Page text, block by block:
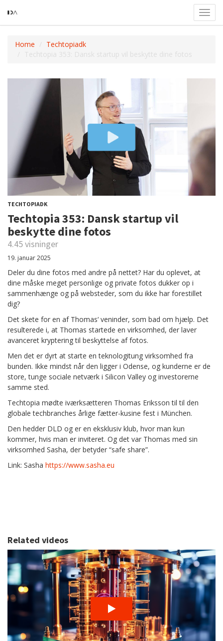
Home
Techtopiadk
Techtopia 353: Dansk startup vil beskytte dine fotos
TECHTOPIADK
Techtopia 353: Dansk startup vil
beskytte dine fotos
4.45 visninger
19. januar 2025
Deler du dine fotos med andre på nettet? Har du oplevet, at
dine måske meget personlige og private fotos dukker op i
sammenhænge og på websteder, som du ikke har forestillet
dig?
Det skete for en af Thomas‘ veninder, som bad om hjælp. Det
resulterede i, at Thomas startede en virksomhed, der laver
avanceret kryptering til beskyttelse af fotos.
Men det er dyrt at starte en teknologitung virksomhed fra
bunden. Ikke mindst når den ligger i Odense, og kunderne er de
store, tunge sociale netværk i Silicon Valley og investorerne
samme sted.
Techtopia mødte iværksætteren Thomas Eriksson til til den
globale techbranches årlige fætter-kusine fest i München.
Den hedder DLD og er en eksklusiv klub, hvor man kun
kommer, hvis man er inviteret. Og det var Thomas med sin
virksomhed Sasha, der betyder “safe share”.
Link: Sasha https://www.sasha.eu
Related videos